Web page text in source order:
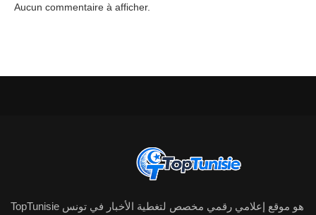
Aucun commentaire à afficher.
TopTunisie هو موقع إعلامي رقمي مخصص لتغطية الأخبار في تونس